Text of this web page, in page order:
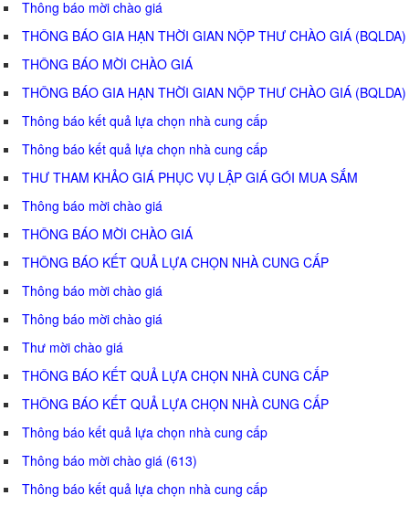
Thông báo mời chào giá
THÔNG BÁO GIA HẠN THỜI GIAN NỘP THƯ CHÀO GIÁ (BQLDA)
THÔNG BÁO MỜI CHÀO GIÁ
THÔNG BÁO GIA HẠN THỜI GIAN NỘP THƯ CHÀO GIÁ (BQLDA)
Thông báo kết quả lựa chọn nhà cung cấp
Thông báo kết quả lựa chọn nhà cung cấp
THƯ THAM KHẢO GIÁ PHỤC VỤ LẬP GIÁ GÓI MUA SẮM
Thông báo mời chào giá
THÔNG BÁO MỜI CHÀO GIÁ
THÔNG BÁO KẾT QUẢ LỰA CHỌN NHÀ CUNG CẤP
Thông báo mời chào giá
Thông báo mời chào giá
Thư mời chào giá
THÔNG BÁO KẾT QUẢ LỰA CHỌN NHÀ CUNG CẤP
THÔNG BÁO KẾT QUẢ LỰA CHỌN NHÀ CUNG CẤP
Thông báo kết quả lựa chọn nhà cung cấp
Thông báo mời chào giá (613)
Thông báo kết quả lựa chọn nhà cung cấp